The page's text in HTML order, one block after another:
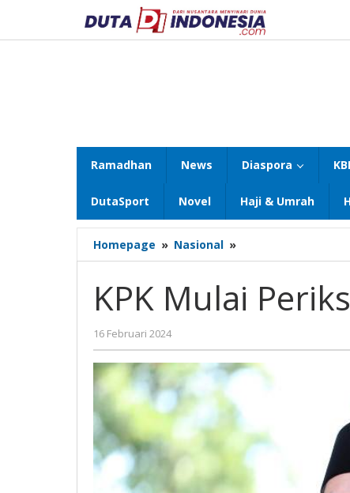
konten
Ramadhan News Diaspora
DutaSport Novel Haji & Umrah
Homepage » Nasional »
Mulai
Bupati
Gus
KPK Mulai
16 Februari 2024
Gatot
Susanto